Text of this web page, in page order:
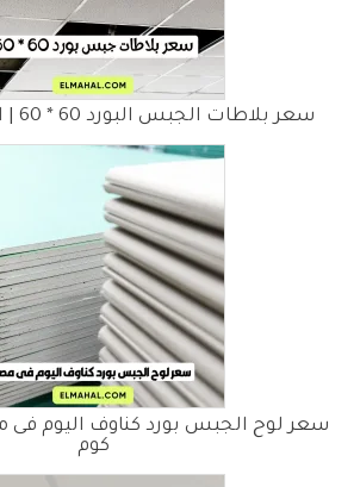
سعر بلاطات الجبس البورد 60 * 60 | المحل دوت كوم
سعر لوح الجبس بورد كناوف اليوم
كوم